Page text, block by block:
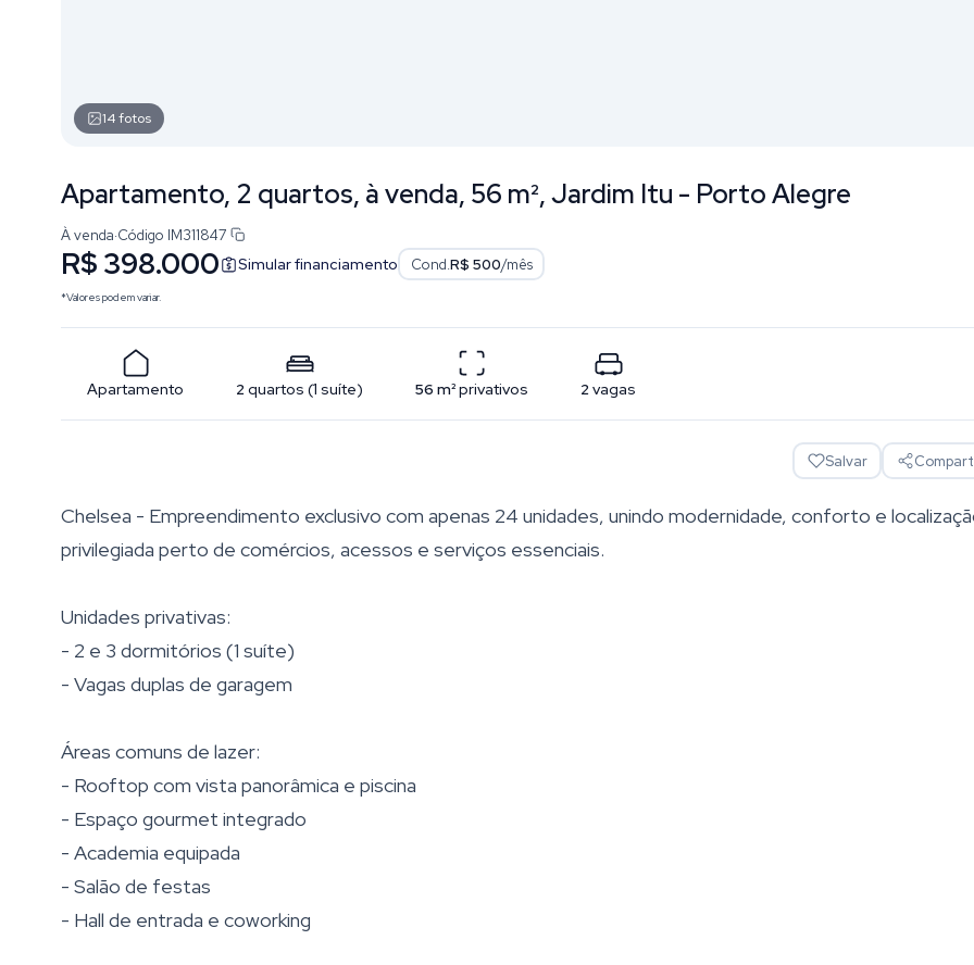
14fotos
Apartamento, 2 quartos, à venda, 56 m², Jardim Itu - Porto Alegre
À venda·Código IM311847
R$ 398.000 Simular financiamento Cond.R$ 500/mês
*Valores podem variar.
Apartamento 2 quartos (1 suíte) 56 m²privativos 2 vagas
Salvar
Chelsea - Empreendimento exclusivo com apenas 24 unidades, unindo modernidade, conforto e
privilegiada perto de comércios, acessos e serviços essenciais.
Unidades privativas:
- 2 e 3 dormitórios (1 suíte)
- Vagas duplas de garagem
Áreas comuns de lazer:
- Rooftop com vista panorâmica e piscina
- Espaço gourmet integrado
- Academia equipada
- Salão de festas
- Hall de entrada e coworking